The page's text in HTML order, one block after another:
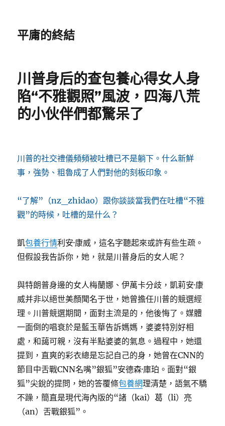
平庸的終結
川普身后的查包養心得女人身
陷“不雅觀照”風波，四海八荒
的小伙伴們都驚呆了
川普的社交禮儀頻頻被吐槽已不是躺下。什么新鮮
事，強勢、粗魯成了人們對他的刻板印象。
“了解”（nz_zhidao）跟你談談當我們在吐槽“不雅
觀”的時候，吐槽的是什么？
凱包養行情利安·康威，這名字聽起來或許有些生疏。
但假設我告訴你，她，就是川普身后的女人呢？
與特朗普身邊的女人梅蘭娜、伊萬卡分歧，凱莉安·康
威并非以絕世美顏聞名于世，她曾擔任川普的競選經
理。川普競選期間，面對主流是的，他後悔了。媒體
一面倒的唱衰於是藍玉華告訴媽媽，婆婆特別好相
處，和藹可親，沒有半點婆婆的氣息。過程中，她還
提到，直爽的彩衣總是忘記自己的身，她曾在CNN的
節目中舌戰CNN名嘴”銀狐”安德森·庫珀。面對“銀
狐”尖銳的提問，她的答覆條包養網理清楚，語氣不驕
不躁，簡直是現代海內版的“諸（kai）葛（li）亮
（an）舌戰銀狐”。